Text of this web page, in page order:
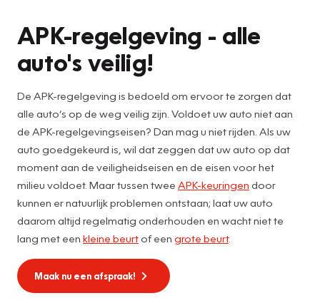
APK-regelgeving - alle
auto's veilig!
De APK-regelgeving is bedoeld om ervoor te zorgen dat
alle auto’s op de weg veilig zijn. Voldoet uw auto niet aan
de APK-regelgevingseisen? Dan mag u niet rijden. Als uw
auto goedgekeurd is, wil dat zeggen dat uw auto op dat
moment aan de veiligheidseisen en de eisen voor het
milieu voldoet. Maar tussen twee APK-keuringen door
kunnen er natuurlijk problemen ontstaan; laat uw auto
daarom altijd regelmatig onderhouden en wacht niet te
lang met een kleine beurtof een grote beurt.
Maak nu een afspraak!